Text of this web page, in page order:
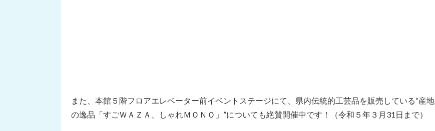
また、本館５階フロアエレベーター前イベントステージにて、県内伝統的工芸品を販売している“産地
の逸品「すごＷＡＺＡ、しゃれＭＯＮＯ」”についても絶賛開催中です！（令和５年３月31日まで）